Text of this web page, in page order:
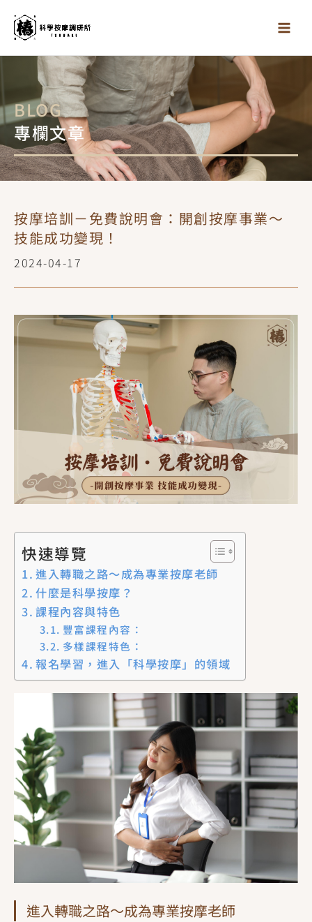
BLOG
專欄文章
按摩培訓－免費說明會：開創按摩事業～
技能成功變現！
2024-04-17
快速導覽
進入轉職之路～成為專業按摩老師
什麼是科學按摩？
課程內容與特色
豐富課程內容：
多樣課程特色：
報名學習，進入「科學按摩」的領域
進入轉職之路～成為專業按摩老師